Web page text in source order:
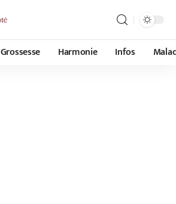
Grossesse Harmonie Infos